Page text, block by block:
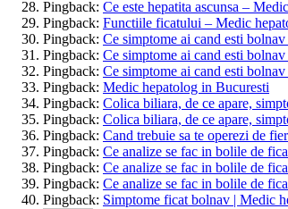
Pingback: Ce este hepatita ascunsa –
Pingback: Functiile ficatului – Medic
Pingback: Ce simptome ai cand esti
Pingback: Ce simptome ai cand esti
Pingback: Ce simptome ai cand esti
Pingback: Medic hepatolog in Bucuresti
Pingback: Colica biliara, de ce apare,
Pingback: Colica biliara, de ce apare,
Pingback: Cand trebuie sa te operezi de
Pingback: Ce analize se fac in bolile de
Pingback: Ce analize se fac in bolile de
Pingback: Ce analize se fac in bolile de
Pingback: Simptome ficat bolnav | Medic